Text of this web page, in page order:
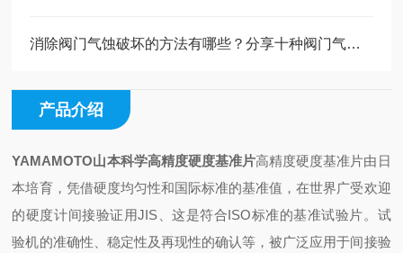
消除阀门​气蚀破坏的方法有哪些？分享十种阀门气蚀破坏方法，美萨科技篇
产品介绍
YAMAMOTO山本科学高精度硬度基准片高精度硬度基准片由日
本培育，凭借硬度均匀性和国际标准的基准值，在世界广受欢迎
的硬度计间接验证用JIS、这是符合ISO标准的基准试验片。试
验机的准确性、稳定性及再现性的确认等，被广泛应用于间接验